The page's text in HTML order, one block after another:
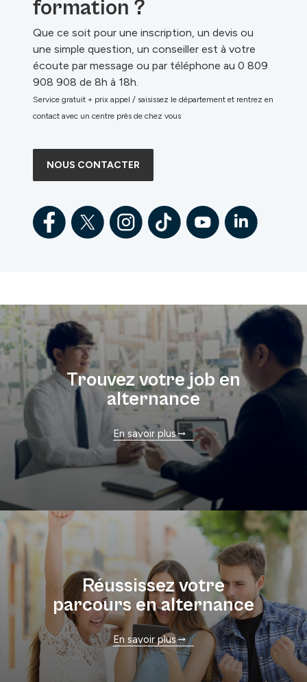
formation ?
Que ce soit pour une inscription, un devis ou
une simple question, un conseiller est à votre
écoute par message ou par téléphone au 0 809
908 908 de 8h à 18h.
Service gratuit + prix appel / saisissez le département et rentrez en
contact avec un centre près de chez vous
NOUS CONTACTER
Trouvez votre job en
alternance
En savoir plus
Réussissez votre
parcours en alternance
En savoir plus